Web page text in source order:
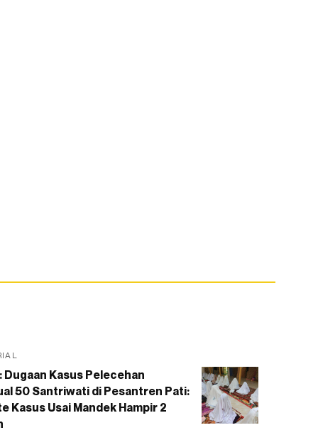
Dugaan Kasus Pelecehan
50 Santriwati di Pesantren Pati:
Kasus Usai Mandek Hampir 2